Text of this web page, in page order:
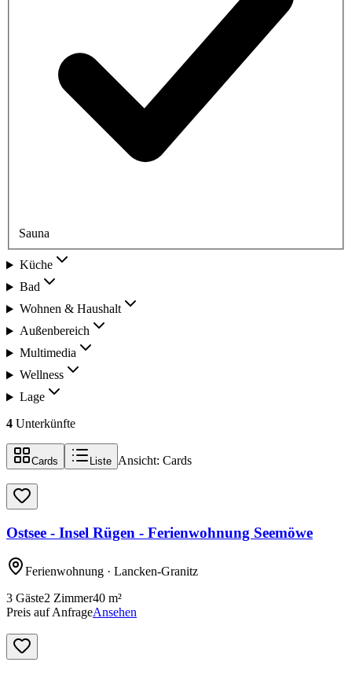
Sauna
Küche
Bad
Wohnen & Haushalt
Außenbereich
Multimedia
Wellness
Lage
4 Unterkünfte
Cards Liste Ansicht: Cards
Ostsee - Insel Rügen - Ferienwohnung Seemöwe
Ferienwohnung · Lancken-Granitz
3 Gäste2 Zimmer40 m²
Preis auf AnfrageAnsehen